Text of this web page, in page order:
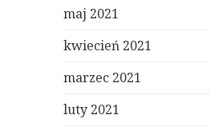
maj 2021
kwiecień 2021
marzec 2021
luty 2021